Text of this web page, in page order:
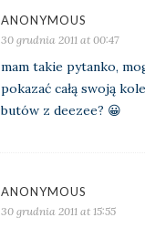
ANONYMOUS
30 grudnia 2011 at 00:47
mam takie pytanko,
pokazać całą swoją
butów z deezee? 😀
ANONYMOUS
30 grudnia 2011 at 15:55